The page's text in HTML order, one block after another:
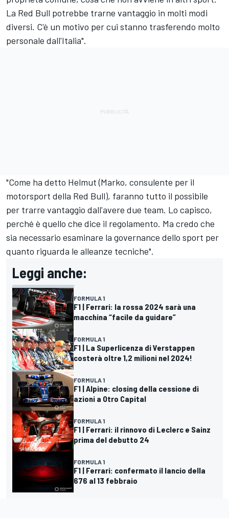
La Red Bull potrebbe trarne vantaggio in molti modi
diversi. C'è un motivo per cui stanno trasferendo molto
personale dall'Italia".
"Come ha detto Helmut (Marko, consulente per il
motorsport della Red Bull), faranno tutto il possibile
per trarre vantaggio dall'avere due team. Lo capisco,
perché è quello che dice il regolamento. Ma credo che
sia necessario esaminare la governance dello sport per
quanto riguarda le alleanze tecniche".
Leggi anche:
FORMULA 1
F1 | Ferrari: la rossa 2024 sarà una
macchina “facile da guidare”
FORMULA 1
F1 | La Superlicenza di Verstappen
costerà oltre 1,2 milioni nel 2024!
FORMULA 1
F1 | Alpine: closing della cessione di
azioni a Otro Capital
FORMULA 1
F1 | Ferrari: il rinnovo di Leclerc e Sainz
prima del debutto 24
FORMULA 1
F1 | Ferrari: confermato il lancio della
676 al 13 febbraio